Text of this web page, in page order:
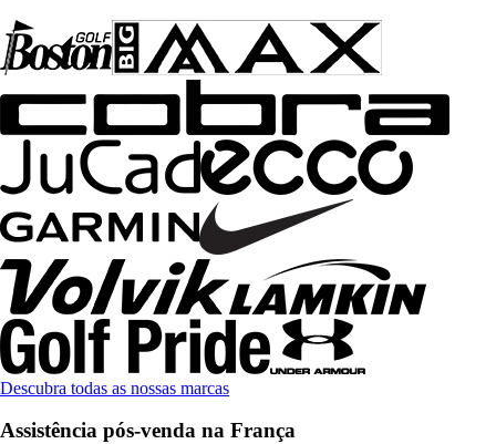
Descubra todas as nossas marcas
Assistência pós-venda na França